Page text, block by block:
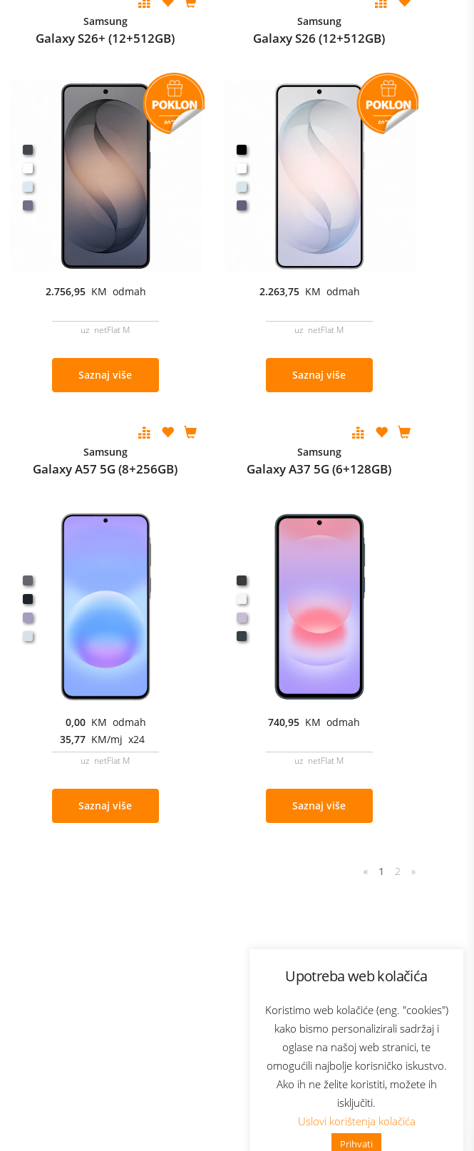
Upotreba web kolačića
Koristimo web kolačiće (eng. "cookies")
kako bismo personalizirali sadržaj i
oglase na našoj web stranici, te
omogućili najbolje korisničko iskustvo.
Ako ih ne želite koristiti, možete ih
isključiti.
Uslovi korištenja kolačića
Prihvati
👋 Zdravo, kako mogu pomoći?
Samsung
Galaxy S26+ (12+512GB)
2.756,95 KM odmah
uz netFlat M
Saznaj više
Samsung
Galaxy S26 (12+512GB)
2.263,75 KM odmah
uz netFlat M
Saznaj više
Samsung
Galaxy A57 5G (8+256GB)
0,00 KM odmah
35,77 KM/mj x24
uz netFlat M
Saznaj više
Samsung
Galaxy A37 5G (6+128GB)
740,95 KM odmah
uz netFlat M
Saznaj više
« 1 2 »
Bonus plus
Prijava za newsletter